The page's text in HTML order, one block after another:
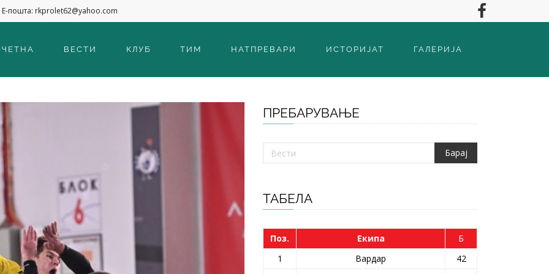
Е-пошта: rkprolet62@yahoo.com
ВЕСТИ КЛУБ ТИМ НАТПРЕВАРИ ИСТОРИЈАТ ГАЛЕРИЈА
ПРЕБАРУВАЊЕ
ТАБЕЛА
Поз. Екипа
Б
1
Вардар
42